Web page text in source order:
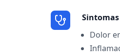
Sintomas
Dolor